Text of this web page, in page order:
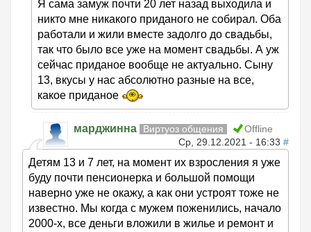
Я сама замуж почти 20 лет назад выходила и
никто мне никакого приданого не собирал. Оба
работали и жили вместе задолго до свадьбы,
так что было все уже на момент свадьбы. А уж
сейчас приданое вообще не актуально. Сыну
13, вкусы у нас абсолютно разные на все,
какое приданое
марджинна Виртуоз общения
Offline
Ср, 29.12.2021 - 16:33 #
Детям 13 и 7 лет, на момент их взросления я уже
буду почти пенсионерка и большой помощи
наверно уже не окажу, а как они устроят тоже не
известно. Мы когда с мужем поженились, начало
2000-х, все деньги вложили в жилье и ремонт и